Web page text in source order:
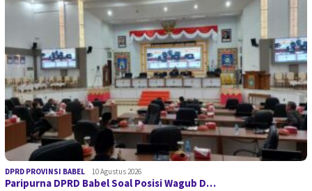
DPRD PROVINSI BABEL 10 Agustus 2026
Paripurna DPRD Babel Soal Posisi Wagub D…